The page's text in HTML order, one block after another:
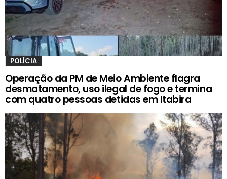
POLÍCIA
Operação da PM de Meio Ambiente flagra
desmatamento, uso ilegal de fogo e termina
com quatro pessoas detidas em Itabira